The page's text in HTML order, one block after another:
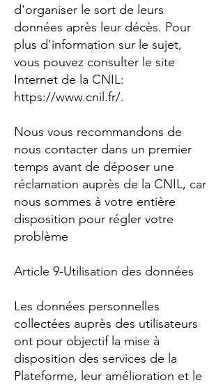
d'organiser le sort de leurs
données après leur décès. Pour
plus d'information sur le sujet,
vous pouvez consulter le site
Internet de la CNIL:
https://www.cnil.fr/.
Nous vous recommandons de
nous contacter dans un premier
temps avant de déposer une
réclamation auprès de la CNIL, car
nous sommes à votre entière
disposition pour régler votre
problème
Article 9-Utilisation des données
Les données personnelles
collectées auprès des utilisateurs
ont pour objectif la mise à
disposition des services de la
Plateforme, leur amélioration et le